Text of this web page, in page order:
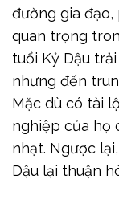
đường gia
quan trọng
tuổi Kỷ Dậu
nhưng đến
Mặc dù có tài
nghiệp của họ
nhạt. Ngược
Dậu lại thuận